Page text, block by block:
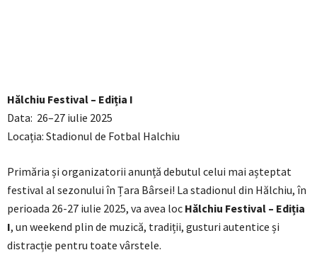
Hălchiu Festival – Ediția I
Data: 26–27 iulie 2025
Locația: Stadionul de Fotbal Halchiu
Primăria și organizatorii anunță debutul celui mai așteptat
festival al sezonului în Țara Bârsei! La stadionul din Hălchiu, în
perioada 26-27 iulie 2025, va avea loc Hălchiu Festival – Ediția
I, un weekend plin de muzică, tradiții, gusturi autentice și
distracție pentru toate vârstele.